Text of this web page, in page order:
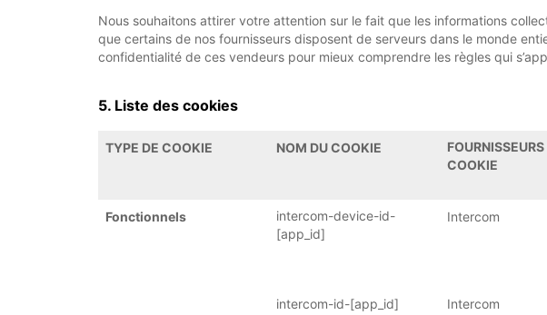
Nous souhaitons attirer votre attention sur le fait que les informations
que certains de nos fournisseurs disposent de serveurs dans le monde
confidentialité de ces vendeurs pour mieux comprendre les règles qui
5. Liste des cookies
TYPE DE COOKIE NOM DU COOKIE
FOURNISSEURS
COOKIE
Fonctionnels
intercom-device-id-
[app_id]
Intercom
intercom-id-[app_id] Intercom